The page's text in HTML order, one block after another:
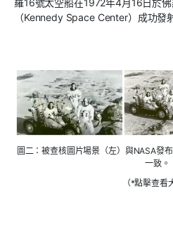
羅16號太空船在1972年4月16日於
（Kennedy Space Center）成功發
圖二：被查核圖片場景（左）與NASA發
一致。
（*點擊查看